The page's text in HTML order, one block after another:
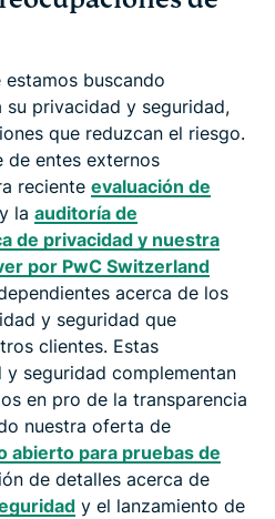
estamos buscando
su privacidad y seguridad,
que reduzcan el riesgo.
de entes externos
reciente evaluación de
y la auditoría de
de privacidad y nuestra
por PwC Switzerland
acerca de los
y seguridad que
clientes. Estas
seguridad complementan
en pro de la transparencia
nuestra oferta de
abierto para pruebas de
de detalles acerca de
y el lanzamiento de